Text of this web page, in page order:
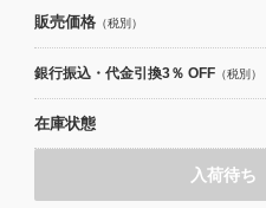
販売価格 （税別）
銀行振込・代金引換3％ OFF （税別）
在庫状態
入荷待ち